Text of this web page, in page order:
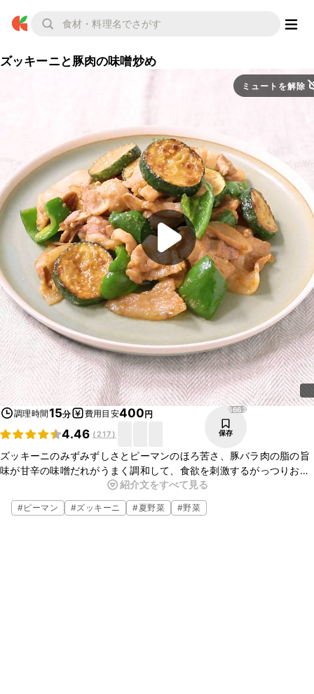
ズッキーニと豚肉の味噌炒め
ミュートを解除
調理時間15分 費用目安400円
4.46 (217)
6663
保存
ズッキーニのみずみずしさとピーマンのほろ苦さ、豚バラ肉の脂の旨
味が甘辛の味噌だれがうまく調和して、食欲を刺激するがっつりおか
ずです。白いごはんの上にのせてかき込みたくなるおいしさです。調
味料もシンプルなので、手軽さも魅力のひとつです。
紹介文をすべて見る
#ピーマン #ズッキーニ #夏野菜 #野菜